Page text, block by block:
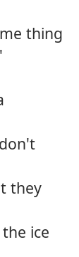
thing
they
ice